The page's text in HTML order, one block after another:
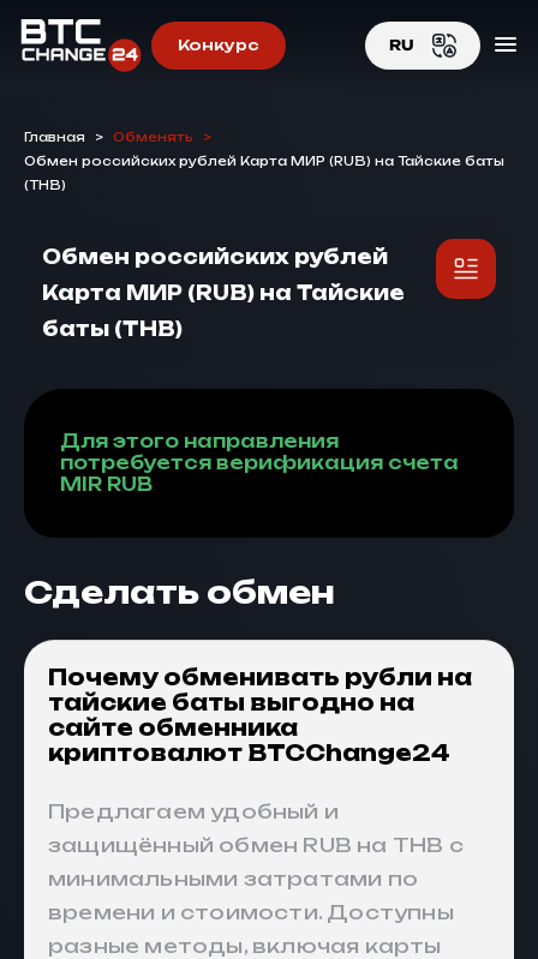
Конкурс RU
RU
Главная > Обменять
>
Обмен российских рублей Карта МИР (RUB) на Тайские баты
(THB)
Обмен российских рублей
Карта МИР (RUB) на Тайские
баты (THB)
Для этого направления
потребуется верификация счета
MIR RUB
Сделать обмен
Почему обменивать рубли на
тайские баты выгодно на
сайте обменника
криптовалют BTCChange24
Предлагаем удобный и
защищённый обмен RUB на THB с
минимальными затратами по
времени и стоимости. Доступны
разные методы, включая карты